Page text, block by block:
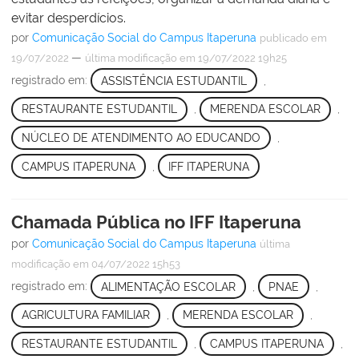
evitar desperdícios.
por Comunicação Social do Campus Itaperuna publicado em
19/07/2022 — última modificação em 19/07/2022 19h25
registrado em: ASSISTÊNCIA ESTUDANTIL
RESTAURANTE ESTUDANTIL , MERENDA ESCOLAR ,
NÚCLEO DE ATENDIMENTO AO EDUCANDO
CAMPUS ITAPERUNA IFF ITAPERUNA
Chamada Pública no IFF Itaperuna
por Comunicação Social do Campus Itaperuna última
modificação em 04/07/2022 15h53
registrado em: ALIMENTAÇÃO ESCOLAR PNAE
AGRICULTURA FAMILIAR , MERENDA ESCOLAR ,
RESTAURANTE ESTUDANTIL CAMPUS ITAPERUNA